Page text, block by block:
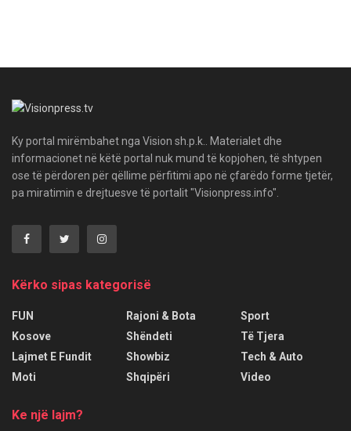
Ky portal mirëmbahet nga Vision sh.p.k.. Materialet dhe
informacionet në këtë portal nuk mund të kopjohen, të shtypen
ose të përdoren për qëllime përfitimi apo në çfarëdo forme tjetër,
pa miratimin e drejtuesve të portalit "Visionpress.info".
Kërko sipas kategorisë
FUN
Kosove
Lajmet E Fundit
Moti
Rajoni & Bota
Shëndeti
Showbiz
Shqipëri
Sport
Të Tjera
Tech & Auto
Video
Ke një lajm?